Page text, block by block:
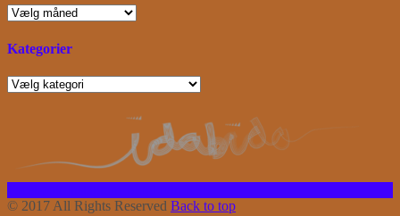
Arkiver
Kategorier
Kategorier
© 2017 All Rights Reserved Back to top